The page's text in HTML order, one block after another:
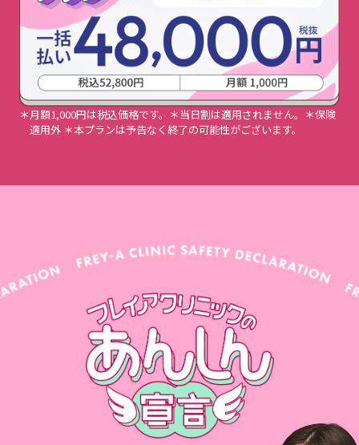
月額1,000円は税込価格です。＊当日割は適用されません。＊保険
適用外 ＊本プランは予告なく終了の可能性がございます。